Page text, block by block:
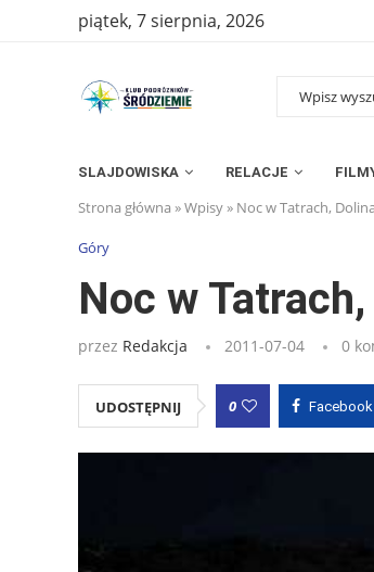
piątek, 7 sierpnia, 2026
SLAJDOWISKA RELACJE
Strona główna »Wpisy» Noc w Tatrach,
Góry
Noc w
przez Redakcja 2011-07-04 0
UDOSTĘPNIJ 0 Facebook